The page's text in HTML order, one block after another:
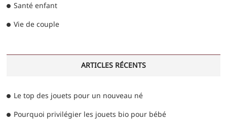
Santé enfant
Vie de couple
ARTICLES RÉCENTS
Le top des jouets pour un nouveau né
Pourquoi privilégier les jouets bio pour bébé